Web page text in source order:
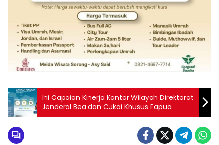
Ini Capaian Kinerja Kantor Wilayah Direktorat
Jenderal Bea dan Cukai Khusus Papua